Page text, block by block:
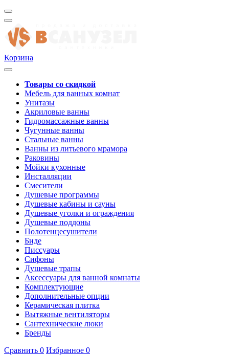
Корзина
Товары со скидкой
Мебель для ванных комнат
Унитазы
Акриловые ванны
Гидромассажные ванны
Чугунные ванны
Стальные ванны
Ванны из литьевого мрамора
Раковины
Мойки кухонные
Инсталляции
Смесители
Душевые программы
Душевые кабины и сауны
Душевые уголки и ограждения
Душевые поддоны
Полотенцесушители
Биде
Писсуары
Сифоны
Душевые трапы
Аксессуары для ванной комнаты
Комплектующие
Дополнительные опции
Керамическая плитка
Вытяжные вентиляторы
Сантехнические люки
Бренды
Сравнить 0 Избранное 0